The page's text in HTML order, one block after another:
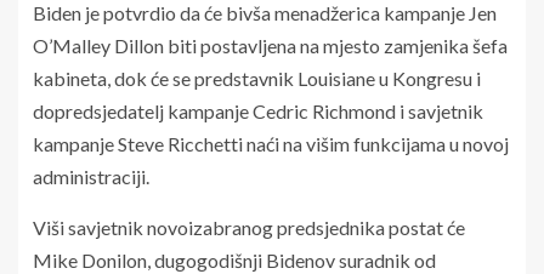
Biden je potvrdio da će bivša menadžerica kampanje Jen
O’Malley Dillon biti postavljena na mjesto zamjenika šefa
kabineta, dok će se predstavnik Louisiane u Kongresu i
dopredsjedatelj kampanje Cedric Richmond i savjetnik
kampanje Steve Ricchetti naći na višim funkcijama u novoj
administraciji.
Viši savjetnik novoizabranog predsjednika postat će
Mike Donilon, dugogodišnji Bidenov suradnik od